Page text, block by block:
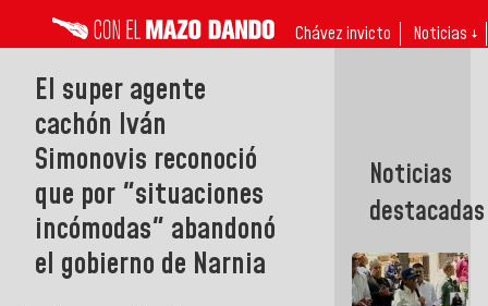
Chávez invicto Noticias ↓
El super agente
cachón Iván
Simonovis reconoció
que por "situaciones
incómodas" abandonó
el gobierno de Narnia
Noticias
destacadas